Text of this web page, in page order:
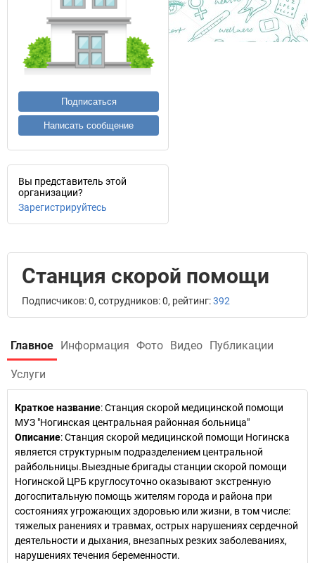
Подписаться
Написать сообщение
Вы представитель этой
организации?
Зарегистрируйтесь
Станция скорой помощи
Подписчиков: 0, сотрудников: 0, рейтинг:392
Главное Информация Фото Видео Публикации
Услуги
Краткое название:Станция скорой медицинской помощи
МУЗ "Ногинская центральная районная больница"
Описание: Станция скорой медицинской помощи Ногинска
является структурным подразделением центральной
райбольницы.Выездные бригады станции скорой помощи
Ногинской ЦРБ круглосуточно оказывают экстренную
догоспитальную помощь жителям города и района при
состояниях угрожающих здоровью или жизни, в том числе:
тяжелых ранениях и травмах, острых нарушениях сердечной
деятельности и дыхания, внезапных резких заболеваниях,
нарушениях течения беременности.